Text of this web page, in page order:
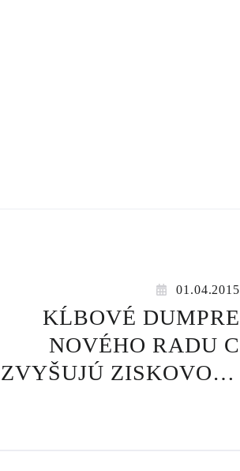
01.04.2015
KĹBOVÉ DUMPRE
NOVÉHO RADU C
ZVYŠUJÚ ZISKOVOSŤ